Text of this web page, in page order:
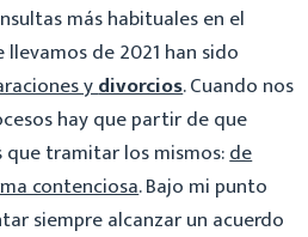
más habituales en el
de 2021 han sido
ydivorcios. Cuando nos
hay que partir de que
que tramitar los mismos:de
contenciosa. Bajo mi punto
siempre alcanzar un acuerdo